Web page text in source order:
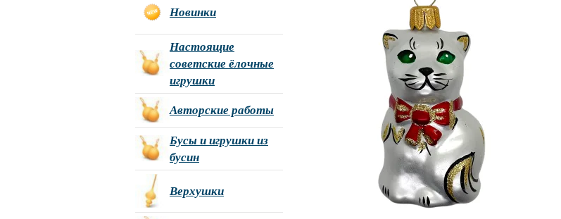
Новинки
Настоящие
советские ёлочные
игрушки
Авторские работы
Бусы и игрушки из
бусин
Верхушки